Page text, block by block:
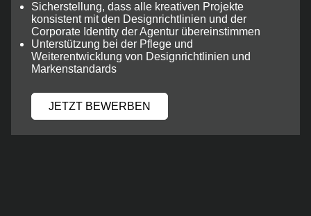
Sicherstellung, dass alle kreativen Projekte
konsistent mit den Designrichtlinien und der
Corporate Identity der Agentur übereinstimmen
Unterstützung bei der Pflege und
Weiterentwicklung von Designrichtlinien und
Markenstandards
JETZT BEWERBEN